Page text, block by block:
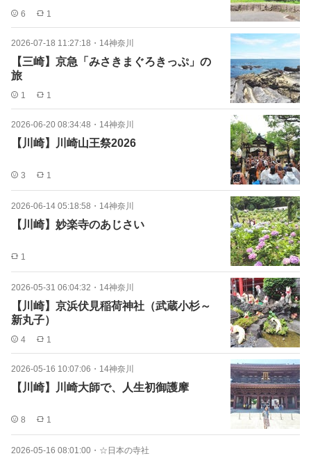
6 1
2026-07-18 11:27:18 ・ 14神奈川
【三崎】京急「みさきまぐろきっぷ」の
旅
1 1
2026-06-20 08:34:48 ・ 14神奈川
【川崎】川崎山王祭2026
3 1
2026-06-14 05:18:58 ・ 14神奈川
【川崎】妙楽寺のあじさい
1
2026-05-31 06:04:32 ・ 14神奈川
【川崎】京浜伏見稲荷神社（武蔵小杉～
新丸子）
4 1
2026-05-16 10:07:06 ・ 14神奈川
【川崎】川崎大師で、人生初御護摩
8 1
2026-05-16 08:01:00 ・ ☆日本の寺社